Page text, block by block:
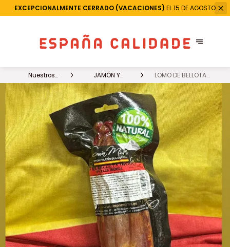
EXCEPCIONALMENTE CERRADO (VACACIONES) EL 15 DE AGOSTO
Nuestros
productos
JAMÓN Y
CHARCUTERIA
LOMO DE BELLOTA
IBÉRICO